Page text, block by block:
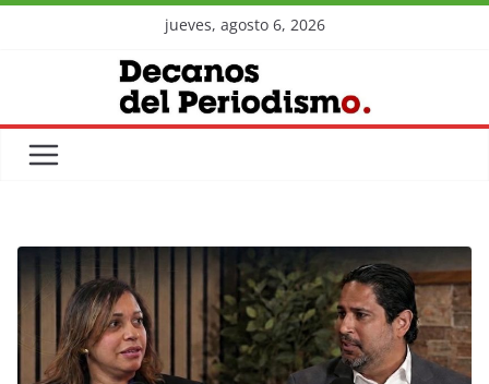
jueves, agosto 6, 2026